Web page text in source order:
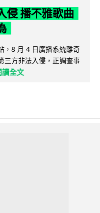
侵 播不雅歌曲
，8 月 4 日廣播系統離奇
三方非法入侵，正調查事
讀全文